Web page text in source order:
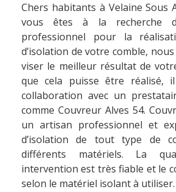
Chers habitants à Velaine Sous
vous êtes à la recherche
professionnel pour la
d’isolation de votre comble,
viser le meilleur résultat de
que cela puisse être réalisé,
collaboration avec un
comme Couvreur Alves 54.
un artisan professionnel et
d’isolation de tout type de
différents matériels. La
intervention est très fiable et le
selon le matériel isolant à utiliser.